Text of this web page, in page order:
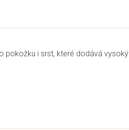
pokožku i srst, které dodává vysoký